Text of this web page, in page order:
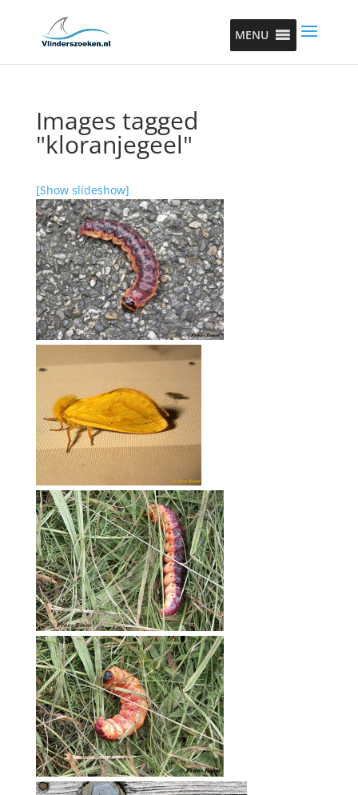
MENU
Images tagged
"kloranjegeel"
[Show slideshow]